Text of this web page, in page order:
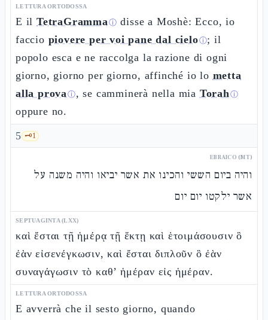
LETTURA ORTODOSSA
E il TetraGrammaⓘ disse a Moshè: Ecco, io
faccio piovere per voi pane dal cieloⓘ; il
popolo esca e ne raccolga la razione di ogni
giorno, giorno per giorno, affinché io lo metta
alla provaⓘ, se camminerà nella mia Torahⓘ
oppure no.
5 🗝️1
EBRAICO (MT)
והיה ביום הששי והכינו את אשר יביאו והיה משנה על
אשר ילקטו יום יום
SEPTUAGINTA (LXX)
καὶ ἔσται τῇ ἡμέρᾳ τῇ ἕκτῃ καὶ ἑτοιμάσουσιν ὃ
ἐὰν εἰσενέγκωσιν, καὶ ἔσται διπλοῦν ὃ ἐὰν
συναγάγωσιν τὸ καθ’ ἡμέραν εἰς ἡμέραν.
LETTURA ORTODOSSA
E avverrà che il sesto giorno, quando